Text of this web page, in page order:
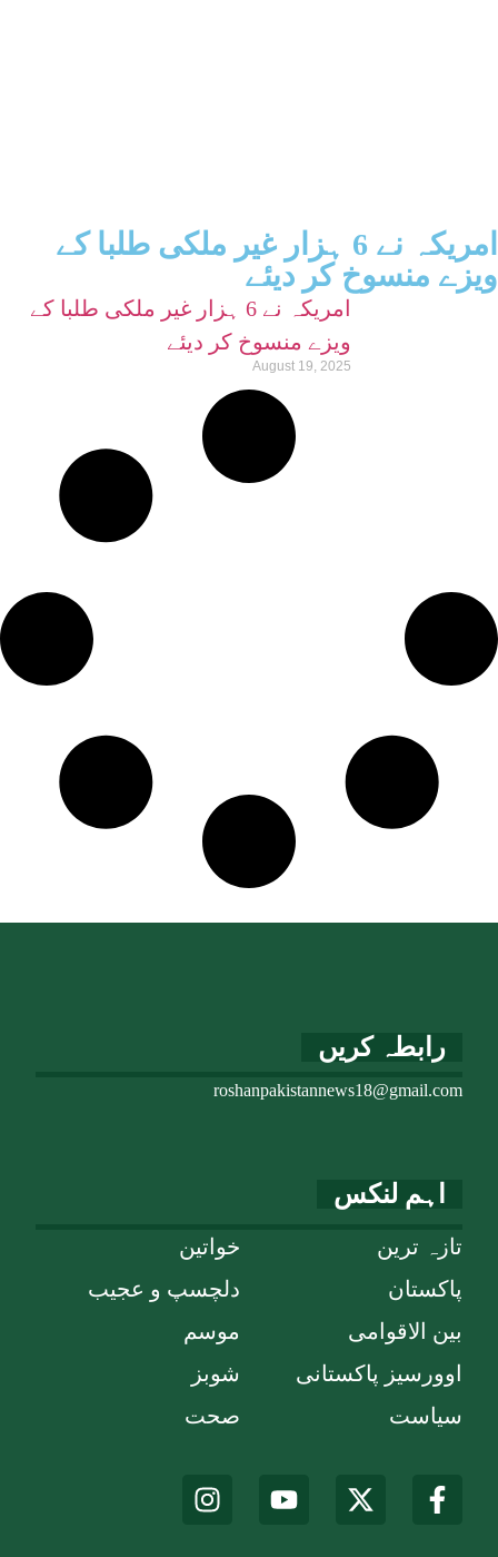
امریکہ نے 6 ہزار غیر ملکی طلبا کے
ویزے منسوخ کر دیئے
امریکہ نے 6 ہزار غیر ملکی طلبا کے
ویزے منسوخ کر دیئے
August 19, 2025
اہم لنکس
خواتین
دلچسپ و عجیب
موسم
شوبز
صحت
تازہ ترین
پاکستان
بین الاقوامی
اوورسیز پاکستانی
سیاست
رابطہ کریں
roshanpakistannews18@gmail.com